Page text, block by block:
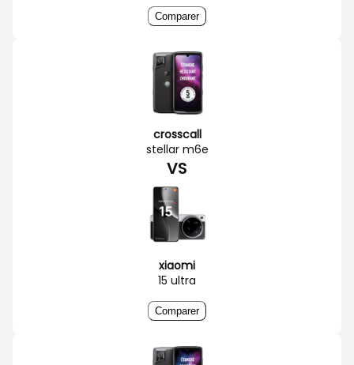
Comparer
crosscall
stellar m6e
VS
xiaomi
15 ultra
Comparer